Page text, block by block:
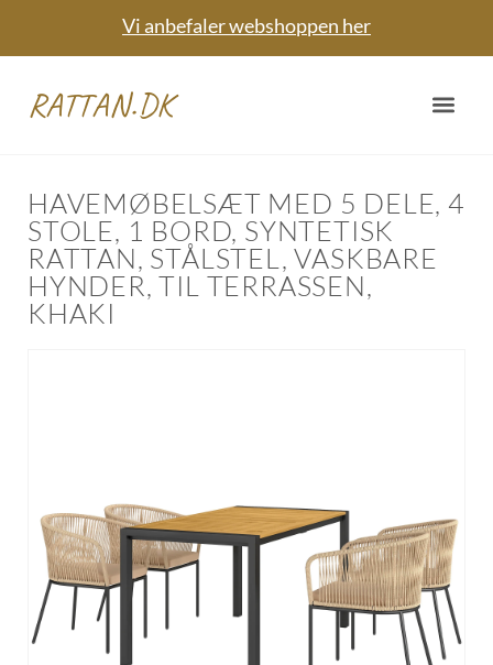
Vi anbefaler webshoppen her
RATTAN.DK
HAVEMØBELSÆT MED 5 DELE, 4
STOLE, 1 BORD, SYNTETISK
RATTAN, STÅLSTEL, VASKBARE
HYNDER, TIL TERRASSEN,
KHAKI